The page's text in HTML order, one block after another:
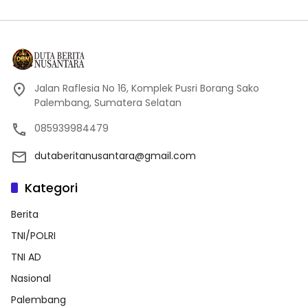
Jalan Raflesia No 16, Komplek Pusri Borang Sako
Palembang, Sumatera Selatan
085939984479
dutaberitanusantara@gmail.com
Kategori
Berita
TNI/POLRI
TNI AD
Nasional
Palembang